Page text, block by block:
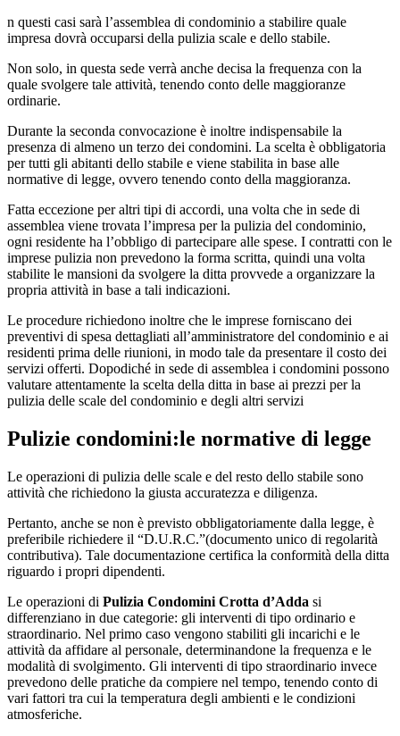
n questi casi sarà l’assemblea di condominio a stabilire quale
impresa dovrà occuparsi della pulizia scale e dello stabile.
Non solo, in questa sede verrà anche decisa la frequenza con la
quale svolgere tale attività, tenendo conto delle maggioranze
ordinarie.
Durante la seconda convocazione è inoltre indispensabile la
presenza di almeno un terzo dei condomini. La scelta è obbligatoria
per tutti gli abitanti dello stabile e viene stabilita in base alle
normative di legge, ovvero tenendo conto della maggioranza.
Fatta eccezione per altri tipi di accordi, una volta che in sede di
assemblea viene trovata l’impresa per la pulizia del condominio,
ogni residente ha l’obbligo di partecipare alle spese. I contratti con le
imprese pulizia non prevedono la forma scritta, quindi una volta
stabilite le mansioni da svolgere la ditta provvede a organizzare la
propria attività in base a tali indicazioni.
Le procedure richiedono inoltre che le imprese forniscano dei
preventivi di spesa dettagliati all’amministratore del condominio e ai
residenti prima delle riunioni, in modo tale da presentare il costo dei
servizi offerti. Dopodiché in sede di assemblea i condomini possono
valutare attentamente la scelta della ditta in base ai prezzi per la
pulizia delle scale del condominio e degli altri servizi
Pulizie condomini:le normative di legge
Le operazioni di pulizia delle scale e del resto dello stabile sono
attività che richiedono la giusta accuratezza e diligenza.
Pertanto, anche se non è previsto obbligatoriamente dalla legge, è
preferibile richiedere il “D.U.R.C.”(documento unico di regolarità
contributiva). Tale documentazione certifica la conformità della ditta
riguardo i propri dipendenti.
Le operazioni di Pulizia Condomini Crotta d’Adda si
differenziano in due categorie: gli interventi di tipo ordinario e
straordinario. Nel primo caso vengono stabiliti gli incarichi e le
attività da affidare al personale, determinandone la frequenza e le
modalità di svolgimento. Gli interventi di tipo straordinario invece
prevedono delle pratiche da compiere nel tempo, tenendo conto di
vari fattori tra cui la temperatura degli ambienti e le condizioni
atmosferiche.